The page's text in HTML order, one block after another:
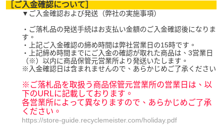
［ご入金確認について］
▼ご入金確認および発送（弊社の実施事項）
・ご落札品の発送手続はお支払い金額のご入金確認後になりま
す。
・上記ご入金確認の締め時間は弊社営業日の15時です。
・上記締め時間までにご入金の確認が取れた商品は、3営業日
（※）以内に商品保管元営業所より発送いたします。
※入金確認日は含まれませんので、あらかじめご了承ください
※ご落札品を取扱う商品保管元営業所の営業日は、以
下のURLに記載しております。
各営業所によって異なりますので、あらかじめご了承
ください。
https://store-guide.recyclemeister.com/holiday.pdf